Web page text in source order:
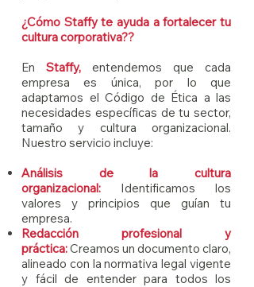
¿Cómo Staffy te ayuda a fortalecer tu
cultura corporativa??
En Staffy, entendemos que cada
empresa es única, por lo que
adaptamos el Código de Ética a las
necesidades específicas de tu sector,
tamaño y cultura organizacional.
Nuestro servicio incluye:
Análisis de la cultura
organizacional: Identificamos los
valores y principios que guían tu
empresa.
Redacción profesional y
práctica:Creamos un documento claro,
alineado con la normativa legal vigente
y fácil de entender para todos los